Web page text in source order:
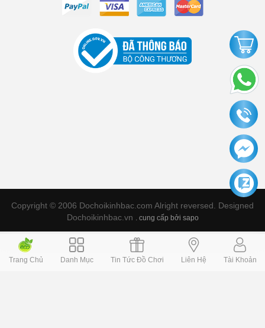
Copyright © 2006 Dochoikinhbac.com Alright reversed. Designed
Dochoikinhbac.vn . cung cấp bởi sapo
Trang Chủ Danh Mục Tin Tức Đồ Chơi Liên Hệ Tài Khoản